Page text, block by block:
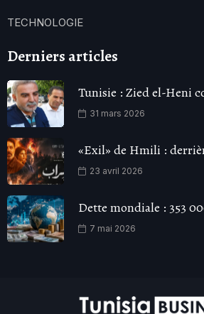
TECHNOLOGIE
Derniers articles
Tunisie : Zied el-Heni
31 mars 2026
«Exil» de Hmili :
23 avril 2026
Dette mondiale : 353
7 mai 2026